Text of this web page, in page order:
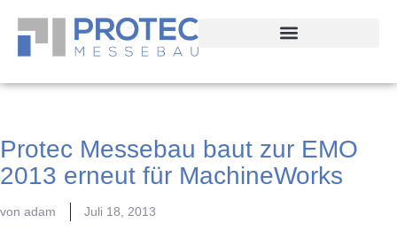
Protec Messebau baut zur EMO
2013 erneut für MachineWorks
von adam Juli 18, 2013